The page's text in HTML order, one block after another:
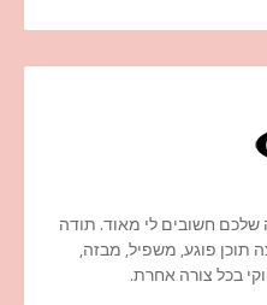
חשובים לי מאוד. תודה
תוכן פוגע, משפיל, מבזה,
בכל צורה אחרת.